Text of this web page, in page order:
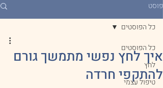
פוסט
כל הפוסטים
לחץ
טיפול עצמי
כל הפוסטים
איך לחץ נפשי מתמשך גורם
להתקפי חרדה